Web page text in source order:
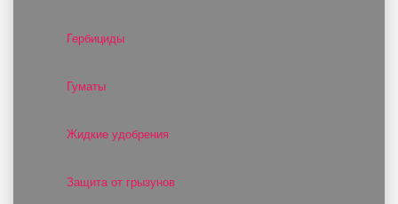
Гербициды
Гуматы
Жидкие удобрения
Защита от грызунов